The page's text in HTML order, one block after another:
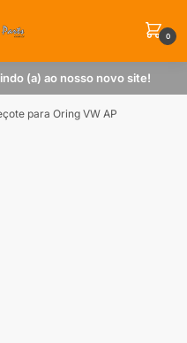
0
(a) ao nosso novo site!
para Oring VW AP